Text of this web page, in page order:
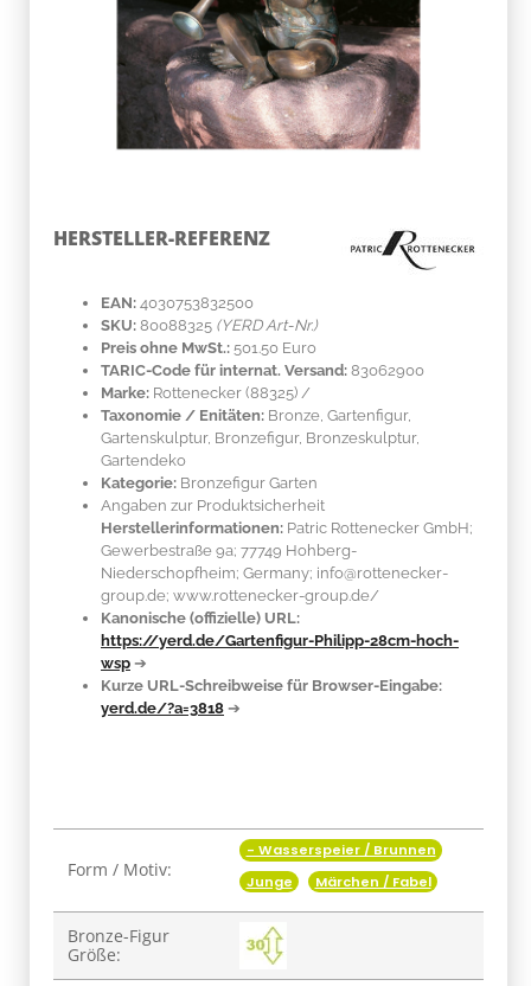
HERSTELLER-REFERENZ
EAN: 4030753832500
SKU: 80088325 (YERD Art-Nr.)
Preis ohne MwSt.: 501.50 Euro
TARIC-Code für internat. Versand: 83062900
Marke: Rottenecker (88325) /
Taxonomie / Enitäten: Bronze, Gartenfigur,
Gartenskulptur, Bronzefigur, Bronzeskulptur,
Gartendeko
Kategorie: Bronzefigur Garten
Angaben zur Produktsicherheit
Herstellerinformationen: Patric Rottenecker GmbH;
Gewerbestraße 9a; 77749 Hohberg-
Niederschopfheim; Germany; info@rottenecker-
group.de; www.rottenecker-group.de/
Kanonische (offizielle) URL:
https://yerd.de/Gartenfigur-Philipp-28cm-hoch-
wsp ➔
Kurze URL-Schreibweise für Browser-Eingabe:
yerd.de/?a=3818 ➔
Produkteigenschaft
Form / Motiv:
- Wasserspeier / Brunnen
Junge
Märchen / Fabel
Bronze-Figur
Größe: